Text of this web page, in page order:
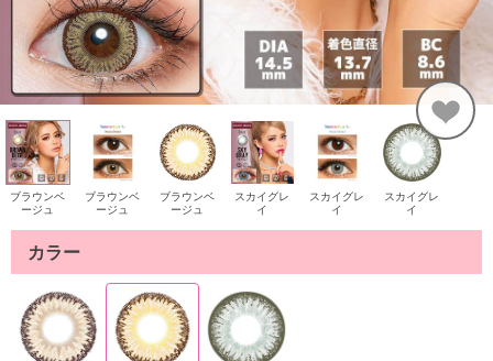
ブラウンベ
ージュ
ブラウンベ
ージュ
ブラウンベ
ージュ
スカイグレ
イ
スカイグレ
イ
スカイグレ
イ
カラー